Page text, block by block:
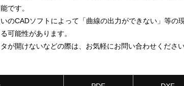
です。
のCADソフトによって「曲線の出力ができない」等の
可能性があります。
が開けないなどの際は、お気軽にお問い合わせください